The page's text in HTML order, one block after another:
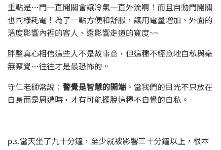
重點是…門一直開關會讓冷氣一直外流啊！而且自動門開關
也同樣耗電！為了一點方便和舒服，讓用電量增加、外面的
溫度影響內裡的客人、還影響走道的寬度~~
胖整真心相信這些人不是故事意，但這種不經意地自私與毫
無察覺…往往才是最恐怖的。
守仁老師常說： 警覺是智慧的開端。當我們的目光不只放在
自身而是周遭時，才有可能擺脫這種不自覺的自私。
p.s.當天坐了九十分鐘，至少就被影響三十分鐘以上，根本